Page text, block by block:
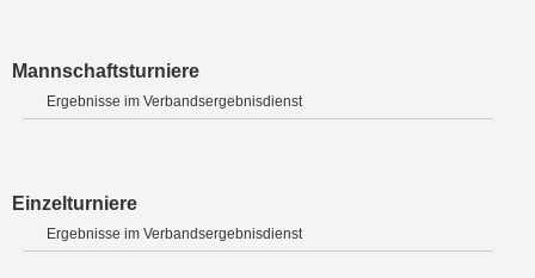
Mannschaftsturniere
Ergebnisse im Verbandsergebnisdienst
Einzelturniere
Ergebnisse im Verbandsergebnisdienst